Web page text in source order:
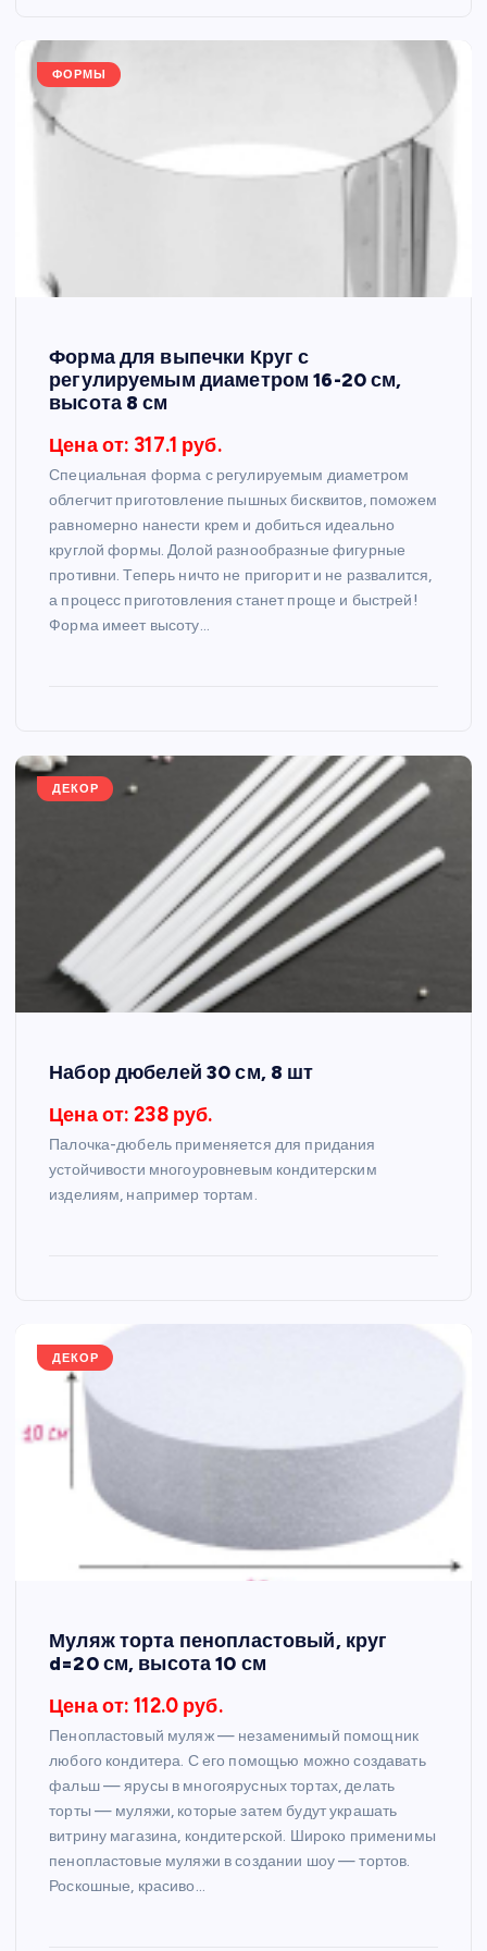
ФОРМЫ
Форма для выпечки Круг с
регулируемым диаметром 16-20 см,
высота 8 см
Цена от: 317.1 руб.
Специальная форма с регулируемым диаметром
облегчит приготовление пышных бисквитов, поможем
равномерно нанести крем и добиться идеально
круглой формы. Долой разнообразные фигурные
противни. Теперь ничто не пригорит и не развалится,
а процесс приготовления станет проще и быстрей!
Форма имеет высоту…
ДЕКОР
Набор дюбелей 30 см, 8 шт
Цена от: 238 руб.
Палочка-дюбель применяется для придания
устойчивости многоуровневым кондитерским
изделиям, например тортам.
ДЕКОР
Муляж торта пенопластовый, круг
d=20 см, высота 10 см
Цена от: 112.0 руб.
Пенопластовый муляж — незаменимый помощник
любого кондитера. С его помощью можно создавать
фальш — ярусы в многоярусных тортах, делать
торты — муляжи, которые затем будут украшать
витрину магазина, кондитерской. Широко применимы
пенопластовые муляжи в создании шоу — тортов.
Роскошные, красиво…